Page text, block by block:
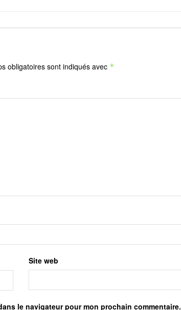
obligatoires sont indiqués avec *
Site web
le navigateur pour mon prochain commentaire.